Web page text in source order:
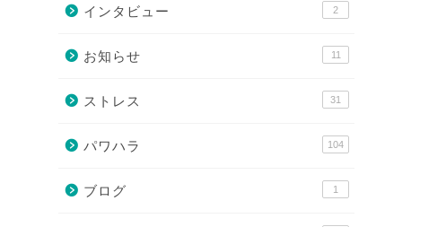
インタビュー 2
お知らせ 11
ストレス 31
パワハラ 104
ブログ 1